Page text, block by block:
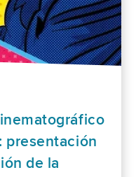
presentación
de la